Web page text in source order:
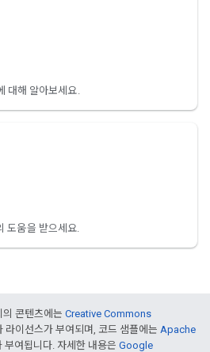
대해 알아보세요.
움을 받으세요.
의 콘텐츠에는 Creative Commons
라이선스가 부여되며, 코드 샘플에는 Apache
부여됩니다. 자세한 내용은 Google